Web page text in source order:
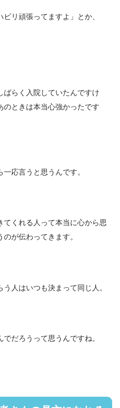
ビリ頑張ってますよ」とか、
ばらく入院していたんですけ
のときは本当心強かったです
応言うと思うんです。
てくれる人って本当に心から思
が伝わってきます。
人はいつも決まって同じ人。
だろうって思うんですね。